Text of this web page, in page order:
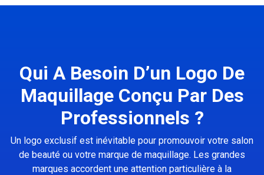
Qui A Besoin D’un Logo De
Maquillage Conçu Par Des
Professionnels ?
Un logo exclusif est inévitable pour promouvoir votre salon
de beauté ou votre marque de maquillage. Les grandes
marques accordent une attention particulière à la